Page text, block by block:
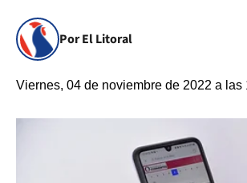
Por El Litoral
Viernes, 04 de noviembre de 2022 a las